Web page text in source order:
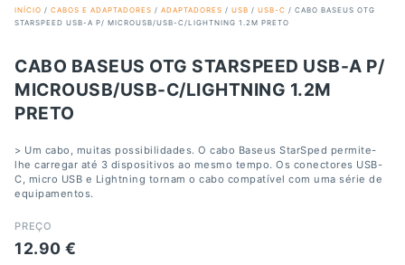
INÍCIO / CABOS E ADAPTADORES / ADAPTADORES / USB / USB-C / CABO BASEUS OTG
STARSPEED USB-A P/ MICROUSB/USB-C/LIGHTNING 1.2M PRETO
CABO BASEUS OTG STARSPEED USB-A P/
MICROUSB/USB-C/LIGHTNING 1.2M
PRETO
> Um cabo, muitas possibilidades. O cabo Baseus StarSped permite-
lhe carregar até 3 dispositivos ao mesmo tempo. Os conectores USB-
C, micro USB e Lightning tornam o cabo compatível com uma série de
equipamentos.
PREÇO
12.90 €